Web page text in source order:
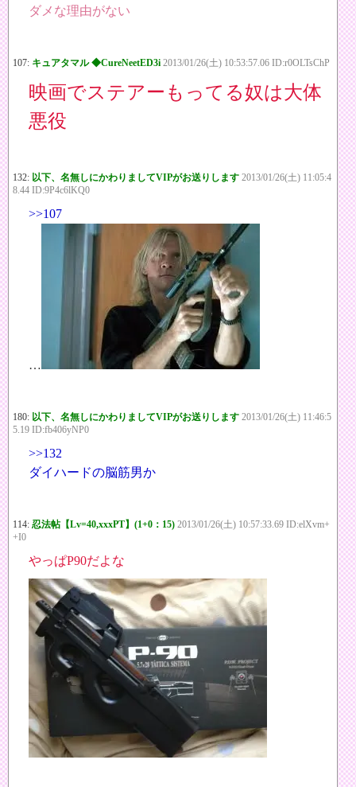
ダメな理由がない
107: キュアタマル ◆CureNeetED3i 2013/01/26(土) 10:53:57.06 ID:r0OLTsChP
映画でステアーもってる奴は大体
悪役
132: 以下、名無しにかわりましてVIPがお送りします 2013/01/26(土) 11:05:4
8.44 ID:9P4c6lKQ0
>>107
…
180: 以下、名無しにかわりましてVIPがお送りします 2013/01/26(土) 11:46:5
5.19 ID:fb406yNP0
>>132
ダイハードの脳筋男か
114: 忍法帖【Lv=40,xxxPT】(1+0：15) 2013/01/26(土) 10:57:33.69 ID:elXvm+
+I0
やっぱP90だよな